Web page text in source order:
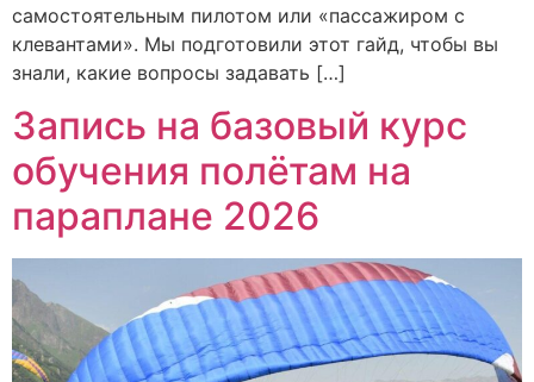
самостоятельным пилотом или «пассажиром с
клевантами». Мы подготовили этот гайд, чтобы вы
знали, какие вопросы задавать […]
Запись на базовый курс
обучения полётам на
параплане 2026